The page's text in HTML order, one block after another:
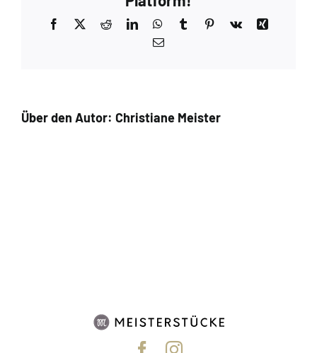
Facebook Reddit LinkedInWhatsApp
TumblrPinterest
Vk
E-
Über den Autor: Christiane Meister